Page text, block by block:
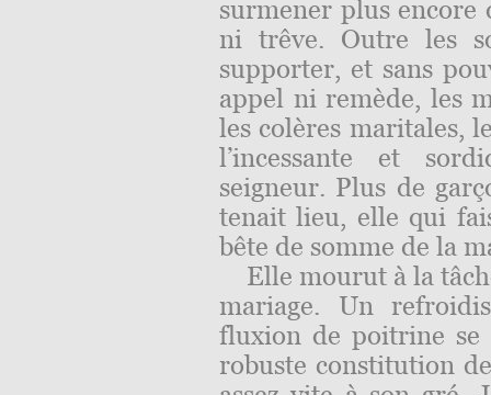
surmener plus encore
ni trêve. Outre les
supporter, et sans
appel ni remède, les
les colères maritales,
l’incessante et
seigneur. Plus de
tenait lieu, elle qui
bête de somme de la
Elle mourut à la
mariage. Un
fluxion de poitrine se
robuste constitution